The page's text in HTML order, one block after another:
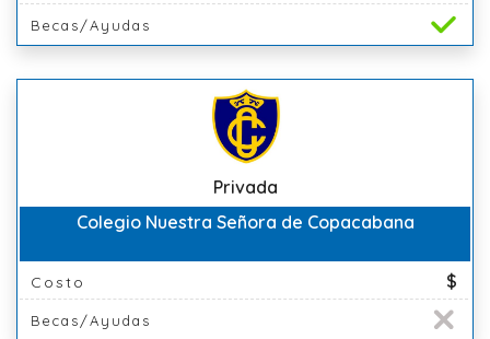
Becas/Ayudas
Privada
Colegio Nuestra Señora de Copacabana
Costo $
Becas/Ayudas